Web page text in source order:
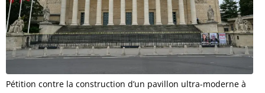
Pétition contre la construction d’un pavillon ultra-moderne à